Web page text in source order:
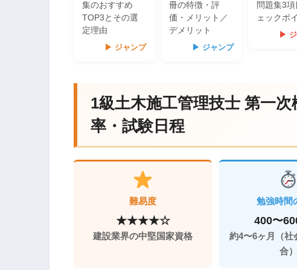
集のおすすめ
TOP3とその選
定理由
▶ ジャンプ
冊の特徴・評
価・メリット／
デメリット
▶ ジャンプ
問題集3
ェックポ
▶
1級土木施工管理技士 第一
率・試験日程
難易度
★★★★☆
建設業界の中堅国家資格
勉強時間
400〜
約4〜6ヶ月（社
合）